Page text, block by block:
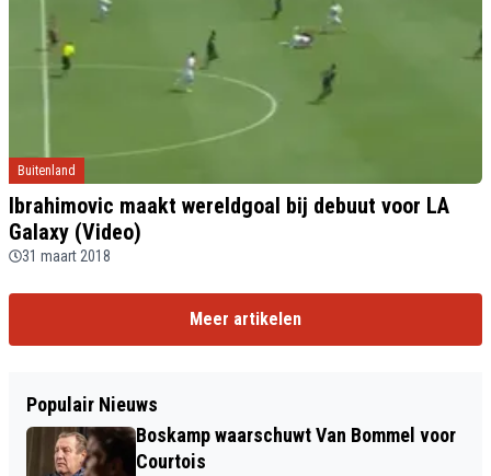
Buitenland
Ibrahimovic maakt wereldgoal bij debuut voor LA
Galaxy (Video)
31 maart 2018
Meer artikelen
Populair Nieuws
Boskamp waarschuwt Van Bommel voor
Courtois